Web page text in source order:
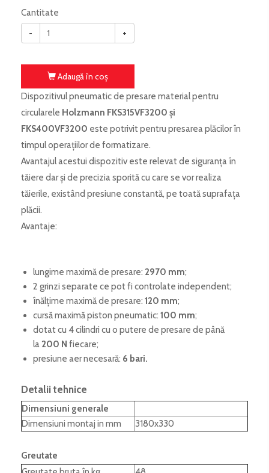
Cantitate
-
+
Adaugă în coş
Dispozitivul pneumatic de presare material pentru
circularele Holzmann FKS315VF3200 și
FKS400VF3200 este potrivit pentru presarea plăcilor în
timpul operațiilor de formatizare.
Avantajul acestui dispozitiv este relevat de siguranța în
tăiere dar și de precizia sporită cu care se vor realiza
tăierile, existând presiune constantă, pe toată suprafața
plăcii.
Avantaje:
lungime maximă de presare: 2970 mm;
2 grinzi separate ce pot fi controlate independent;
înălțime maximă de presare: 120 mm;
cursă maximă piston pneumatic: 100 mm;
dotat cu 4 cilindri cu o putere de presare de până
la 200 N fiecare;
presiune aer necesară: 6 bari.
Detalii tehnice
Dimensiuni generale
Dimensiuni montaj in mm
3180x330
Greutate